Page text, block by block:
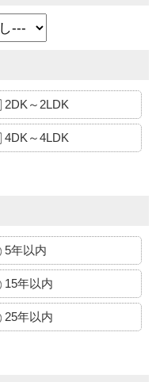
2DK～2LDK
4DK～4LDK
5年以内
15年以内
25年以内